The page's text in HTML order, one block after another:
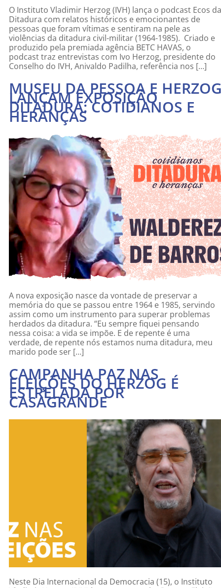
O Instituto Vladimir Herzog (IVH) lança o podcast Ecos da
Ditadura com relatos históricos e emocionantes de
pessoas que foram vítimas e sentiram na pele as
violências da ditadura civil-militar (1964-1985). Criado e
produzido pela premiada agência BETC HAVAS, o
podcast traz entrevistas com Ivo Herzog, presidente do
Conselho do IVH, Anivaldo Padilha, referência nos […]
MUSEU DA PESSOA E
LANÇAM EXPOSIÇÃO
DITADURA: COTIDIANOS E
HERANÇAS
A nova exposição nasce da vontade de preservar a
memória do que se passou entre 1964 e 1985, servindo
assim como um instrumento para superar problemas
herdados da ditadura. “Eu sempre fiquei pensando
nessa coisa: a vida se impõe. E de repente é uma
verdade, de repente nós estamos numa ditadura, meu
marido pode ser […]
CAMPANHA PAZ NAS
ELEIÇÕES DO HERZOG É
ESTRELADA POR
CASAGRANDE
Neste Dia Internacional da Democracia (15), o Instituto